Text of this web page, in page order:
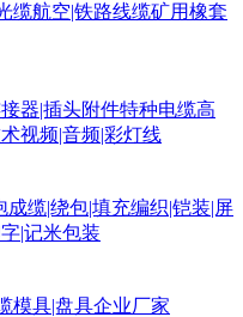
缆航空|铁路线缆矿用橡套
器|插头附件特种电缆高
视频|音频|彩灯线
成缆|绕包|填充编织|铠装|屏
|记米包装
模具|盘具企业厂家